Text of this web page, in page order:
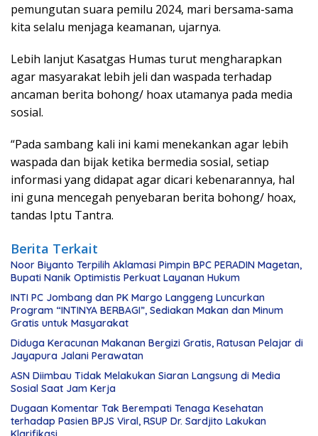
pemungutan suara pemilu 2024, mari bersama-sama
kita selalu menjaga keamanan, ujarnya.
Lebih lanjut Kasatgas Humas turut mengharapkan
agar masyarakat lebih jeli dan waspada terhadap
ancaman berita bohong/ hoax utamanya pada media
sosial.
“Pada sambang kali ini kami menekankan agar lebih
waspada dan bijak ketika bermedia sosial, setiap
informasi yang didapat agar dicari kebenarannya, hal
ini guna mencegah penyebaran berita bohong/ hoax,
tandas Iptu Tantra.
Berita Terkait
Noor Biyanto Terpilih Aklamasi Pimpin BPC PERADIN Magetan,
Bupati Nanik Optimistis Perkuat Layanan Hukum
INTI PC Jombang dan PK Margo Langgeng Luncurkan
Program “INTINYA BERBAGI”, Sediakan Makan dan Minum
Gratis untuk Masyarakat
Diduga Keracunan Makanan Bergizi Gratis, Ratusan Pelajar di
Jayapura Jalani Perawatan
ASN Diimbau Tidak Melakukan Siaran Langsung di Media
Sosial Saat Jam Kerja
Dugaan Komentar Tak Berempati Tenaga Kesehatan
terhadap Pasien BPJS Viral, RSUP Dr. Sardjito Lakukan